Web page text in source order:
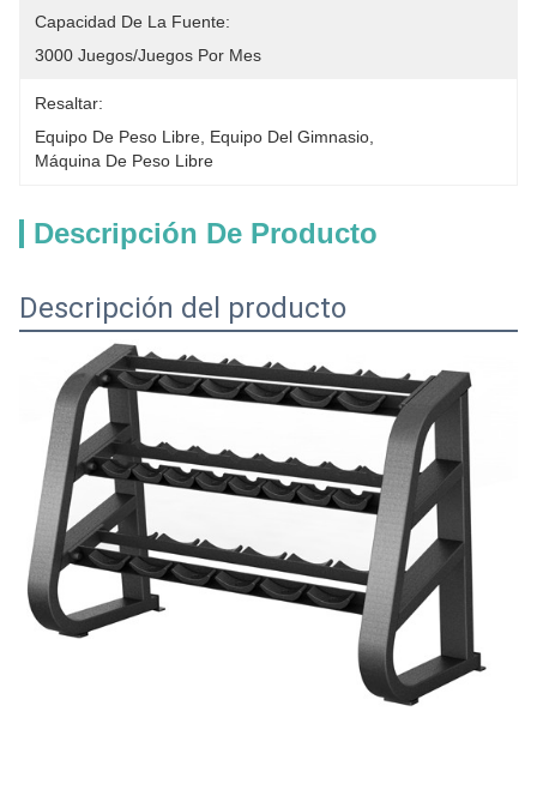
Capacidad De La Fuente:
3000 Juegos/juegos Por Mes
Resaltar:
Equipo De Peso Libre Equipo Del Gimnasio
Máquina De Peso Libre
Descripción De Producto
Descripción del producto